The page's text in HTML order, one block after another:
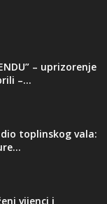
– uprizorenje
–...
toplinskog vala:
vijenci i